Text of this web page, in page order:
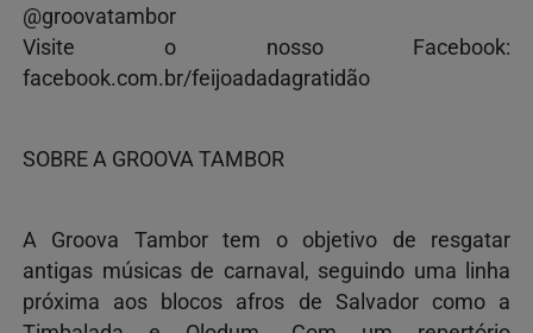
@groovatambor
Visite o nosso Facebook:
facebook.com.br/feijoadadagratidão
SOBRE A GROOVA TAMBOR
A Groova Tambor tem o objetivo de resgatar
antigas músicas de carnaval, seguindo uma linha
próxima aos blocos afros de Salvador como a